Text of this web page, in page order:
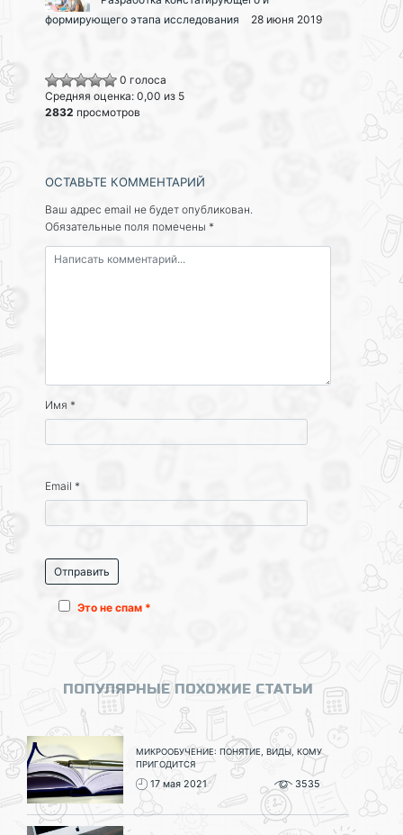
формирующего этапа исследования
28 июня 2019
0 голоса
Средняя оценка: 0,00 из 5
2832 просмотров
ОСТАВЬТЕ КОММЕНТАРИЙ
Ваш адрес email не будет опубликован.
Обязательные поля помечены *
Имя *
Email *
Это не спам *
ПОПУЛЯРНЫЕ ПОХОЖИЕ СТАТЬИ
МИКРООБУЧЕНИЕ: ПОНЯТИЕ, ВИДЫ, КОМУ
ПРИГОДИТСЯ
17 мая 2021 3535